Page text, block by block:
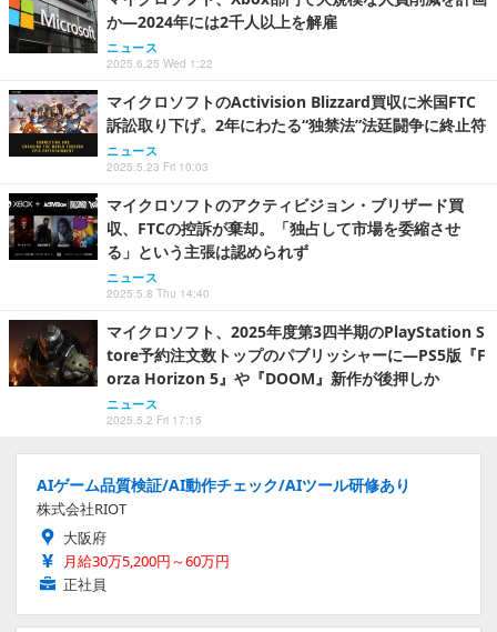
か―2024年には2千人以上を解雇
ニュース
2025.6.25 Wed 1:22
マイクロソフトのActivision Blizzard買収に米国FTC
訴訟取り下げ。2年にわたる“独禁法”法廷闘争に終止符
ニュース
2025.5.23 Fri 10:03
マイクロソフトのアクティビジョン・ブリザード買
収、FTCの控訴が棄却。「独占して市場を委縮させ
る」という主張は認められず
ニュース
2025.5.8 Thu 14:40
マイクロソフト、2025年度第3四半期のPlayStation S
tore予約注文数トップのパブリッシャーに―PS5版『F
orza Horizon 5』や『DOOM』新作が後押しか
ニュース
2025.5.2 Fri 17:15
AIゲーム品質検証/AI動作チェック/AIツール研修あり
株式会社RIOT
大阪府
月給30万5,200円～60万円
正社員